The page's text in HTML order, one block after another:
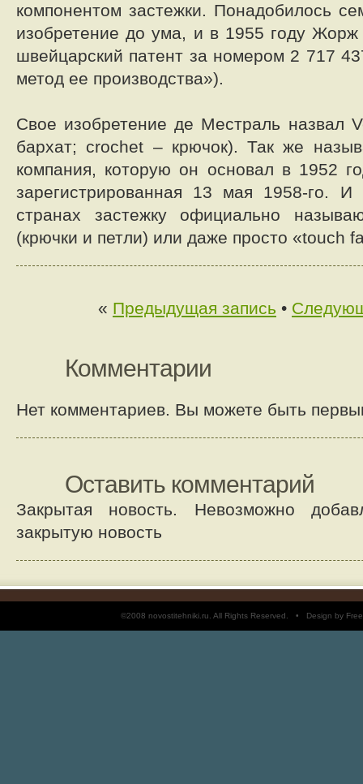
компонентом застежки. Понадобилось
изобретение до ума, и в 1955 году
швейцарский патент за номером 2 717
метод ее производства»).
Свое изобретение де Местраль назвал
бархат; crochet – крючок). Так же
компания, которую он основал в 1952
зарегистрированная 13 мая 1958-го. И
странах застежку официально
(крючки и петли) или даже просто «touch
« Предыдущая запись •
Комментарии
Нет комментариев. Вы можете быть
Оставить комментарий
Закрытая новость. Невозможно
закрытую новость
©2008 novostitehniki.ru. All Rights Reserved. • Design by